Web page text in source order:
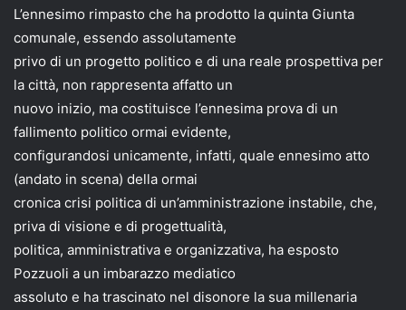
L’ennesimo rimpasto che ha prodotto la quinta Giunta
comunale, essendo assolutamente
privo di un progetto politico e di una reale prospettiva per
la città, non rappresenta affatto un
nuovo inizio, ma costituisce l’ennesima prova di un
fallimento politico ormai evidente,
configurandosi unicamente, infatti, quale ennesimo atto
(andato in scena) della ormai
cronica crisi politica di un’amministrazione instabile, che,
priva di visione e di progettualità,
politica, amministrativa e organizzativa, ha esposto
Pozzuoli a un imbarazzo mediatico
assoluto e ha trascinato nel disonore la sua millenaria